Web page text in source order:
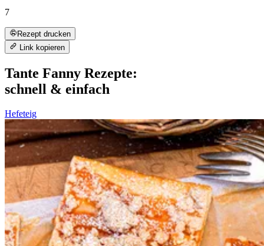
7
Rezept drucken
Link kopieren
Tante Fanny Rezepte:
schnell & einfach
Hefeteig